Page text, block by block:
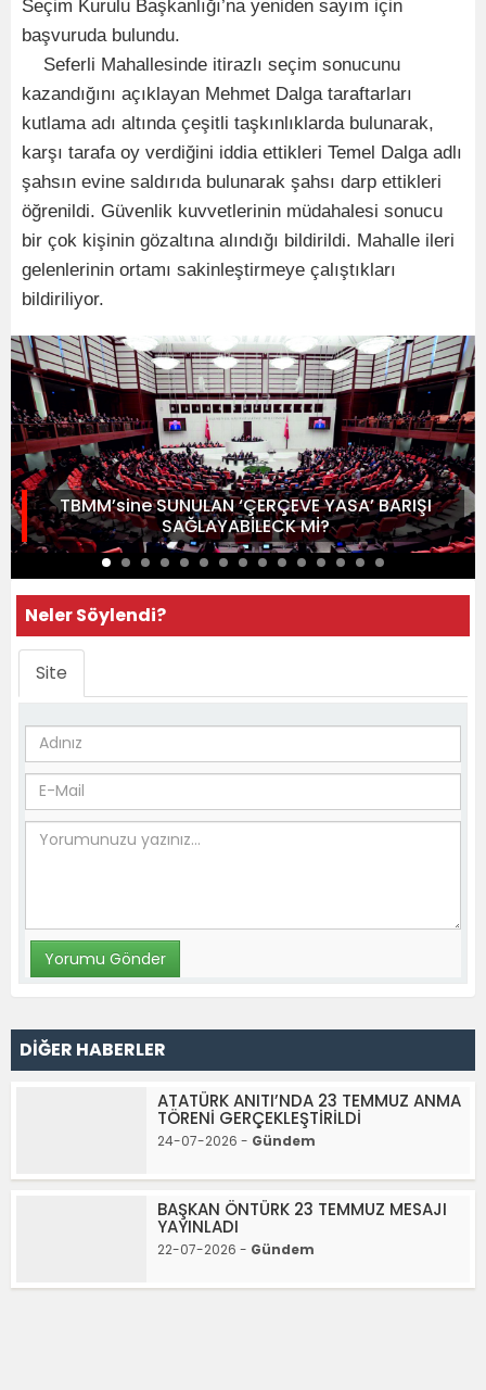
Seçim Kurulu Başkanlığı’na yeniden sayım için
başvuruda bulundu.
Seferli Mahallesinde itirazlı seçim sonucunu
kazandığını açıklayan Mehmet Dalga taraftarları
kutlama adı altında çeşitli taşkınlıklarda bulunarak,
karşı tarafa oy verdiğini iddia ettikleri Temel Dalga adlı
şahsın evine saldırıda bulunarak şahsı darp ettikleri
öğrenildi. Güvenlik kuvvetlerinin müdahalesi sonucu
bir çok kişinin gözaltına alındığı bildirildi. Mahalle ileri
gelenlerinin ortamı sakinleştirmeye çalıştıkları
bildiriliyor.
TBMM’sine SUNULAN ‘ÇERÇEVE YASA’ BARIŞI
SAĞLAYABİLECK Mİ?
Neler Söylendi?
Site
DİĞER HABERLER
ATATÜRK ANITI’NDA 23 TEMMUZ ANMA
TÖRENİ GERÇEKLEŞTİRİLDİ
24-07-2026 - Gündem
BAŞKAN ÖNTÜRK 23 TEMMUZ MESAJI
YAYINLADI
22-07-2026 - Gündem